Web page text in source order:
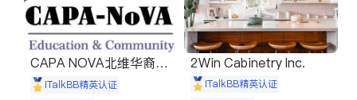
CAPA NOVA北维华裔家
长会iTalkBB精英认证
2Win Cabinetry Inc.
iTalkBB精英认证